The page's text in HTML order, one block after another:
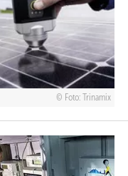
Foto: Trinamix